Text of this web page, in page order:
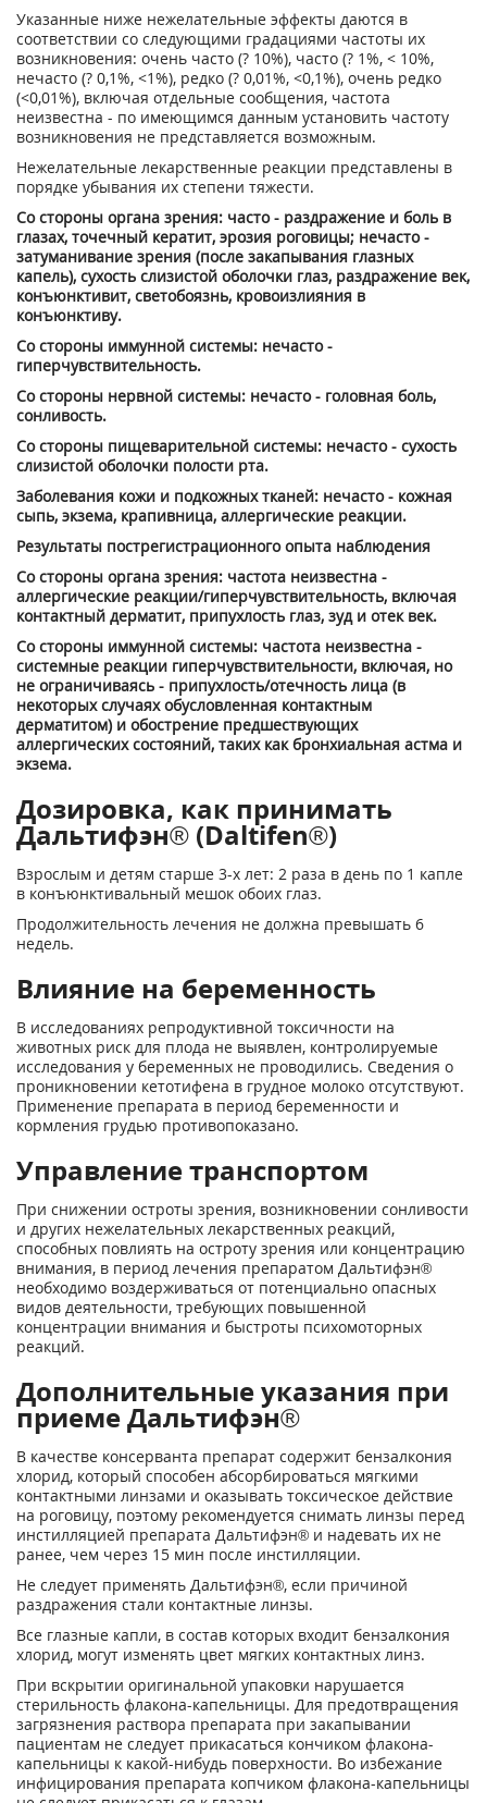
Указанные ниже нежелательные эффекты даются в
соответствии со следующими градациями частоты их
возникновения: очень часто (? 10%), часто (? 1%, < 10%,
нечасто (? 0,1%, <1%), редко (? 0,01%, <0,1%), очень редко
(<0,01%), включая отдельные сообщения, частота
неизвестна - по имеющимся данным установить частоту
возникновения не представляется возможным.
Нежелательные лекарственные реакции представлены в
порядке убывания их степени тяжести.
Со стороны органа зрения: часто - раздражение и боль в
глазах, точечный кератит, эрозия роговицы; нечасто -
затуманивание зрения (после закапывания глазных
капель), сухость слизистой оболочки глаз, раздражение век,
конъюнктивит, светобоязнь, кровоизлияния в
конъюнктиву.
Со стороны иммунной системы: нечасто -
гиперчувствительность.
Со стороны нервной системы: нечасто - головная боль,
сонливость.
Со стороны пищеварительной системы: нечасто - сухость
слизистой оболочки полости рта.
Заболевания кожи и подкожных тканей: нечасто - кожная
сыпь, экзема, крапивница, аллергические реакции.
Результаты пострегистрационного опыта наблюдения
Со стороны органа зрения: частота неизвестна -
аллергические реакции/гиперчувствительность, включая
контактный дерматит, припухлость глаз, зуд и отек век.
Со стороны иммунной системы: частота неизвестна -
системные реакции гиперчувствительности, включая, но
не ограничиваясь - припухлость/отечность лица (в
некоторых случаях обусловленная контактным
дерматитом) и обострение предшествующих
аллергических состояний, таких как бронхиальная астма и
экзема.
Дозировка, как принимать
Дальтифэн® (Daltifen®)
Взрослым и детям старше 3-х лет: 2 раза в день по 1 капле
в конъюнктивальный мешок обоих глаз.
Продолжительность лечения не должна превышать 6
недель.
Влияние на беременность
В исследованиях репродуктивной токсичности на
животных риск для плода не выявлен, контролируемые
исследования у беременных не проводились. Сведения о
проникновении кетотифена в грудное молоко отсутствуют.
Применение препарата в период беременности и
кормления грудью противопоказано.
Управление транспортом
При снижении остроты зрения, возникновении сонливости
и других нежелательных лекарственных реакций,
способных повлиять на остроту зрения или концентрацию
внимания, в период лечения препаратом Дальтифэн®
необходимо воздерживаться от потенциально опасных
видов деятельности, требующих повышенной
концентрации внимания и быстроты психомоторных
реакций.
Дополнительные указания при
приеме Дальтифэн®
В качестве консерванта препарат содержит бензалкония
хлорид, который способен абсорбироваться мягкими
контактными линзами и оказывать токсическое действие
на роговицу, поэтому рекомендуется снимать линзы перед
инстилляцией препарата Дальтифэн® и надевать их не
ранее, чем через 15 мин после инстилляции.
Не следует применять Дальтифэн®, если причиной
раздражения стали контактные линзы.
Вce глазные капли, в состав которых входит бензалкония
хлорид, могут изменять цвет мягких контактных линз.
При вскрытии оригинальной упаковки нарушается
стерильность флакона-капельницы. Для предотвращения
загрязнения раствора препарата при закапывании
пациентам не следует прикасаться кончиком флакона-
капельницы к какой-нибудь поверхности. Во избежание
инфицирования препарата копчиком флакона-капельницы